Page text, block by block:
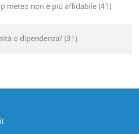
meteo non è più affidabile 41
o dipendenza? 31